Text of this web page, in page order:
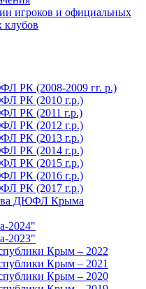
игроков и официальных
клубов
РК (2008-2009 гг. р.)
РК (2010 г.р.)
РК (2011 г.р.)
РК (2012 г.р.)
РК (2013 г.р.)
РК (2014 г.р.)
РК (2015 г.р.)
РК (2016 г.р.)
РК (2017 г.р.)
ДЮФЛ Крыма
2024"
2023"
Крым – 2022
Крым – 2021
Крым – 2020